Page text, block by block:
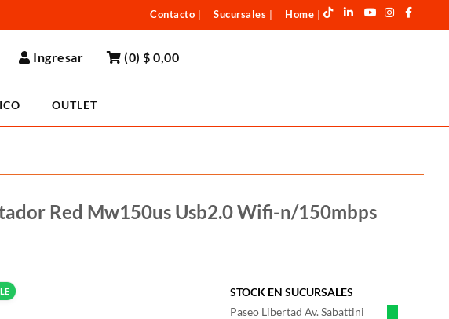
Contacto Sucursales Home
Ingresar (0)$ 0,00
OUTLET
Red Mw150us Usb2.0 Wifi-n/150mbps
STOCK EN SUCURSALES
Paseo Libertad Av. Sabattini